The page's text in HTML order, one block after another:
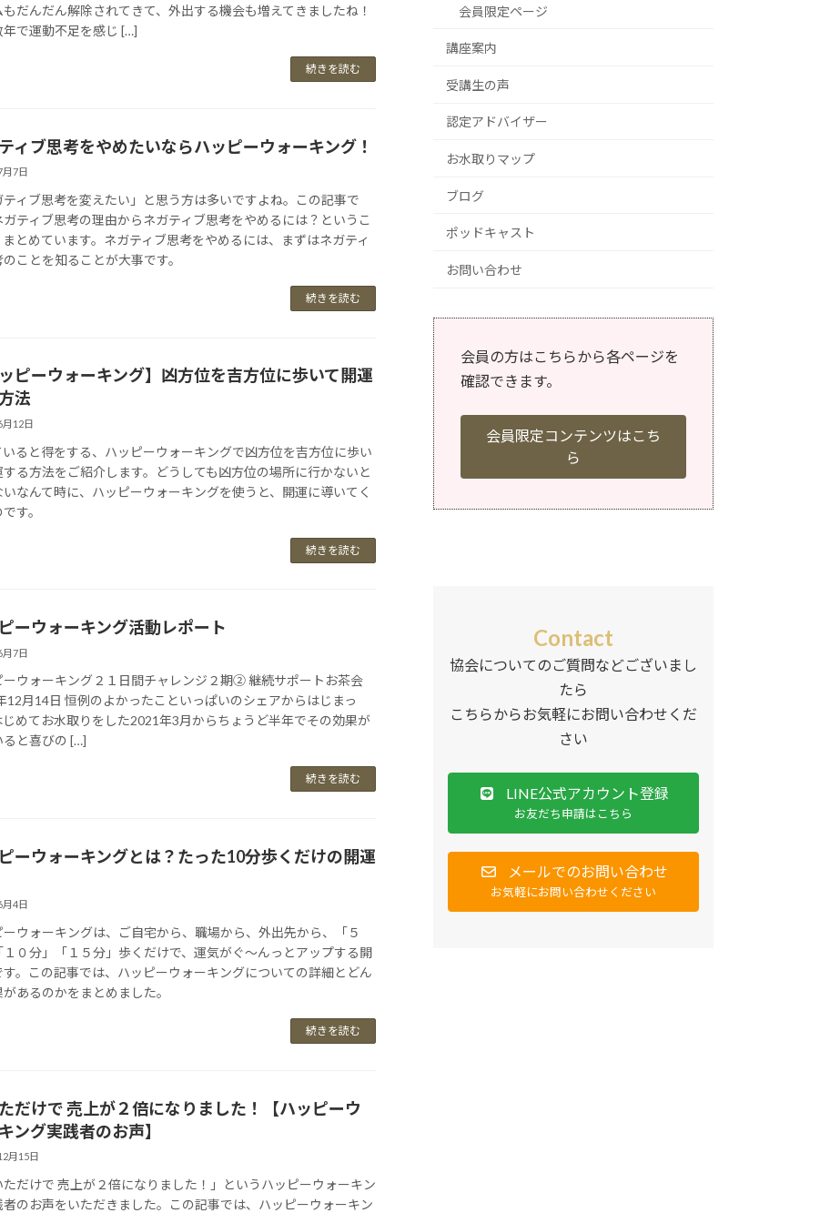
もだんだん解除されてきて、外出する機会も増えてきましたね！
年で運動不足を感じ […]
続きを読む
ィブ思考をやめたいならハッピーウォーキング！
月7日
ティブ思考を変えたい」と思う方は多いですよね。この記事で
ガティブ思考の理由からネガティブ思考をやめるには？というこ
まとめています。ネガティブ思考をやめるには、まずはネガティ
ことを知ることが大事です。
続きを読む
ッピーウォーキング】凶方位を吉方位に歩いて開運
法
月12日
いると得をする、ハッピーウォーキングで凶方位を吉方位に歩い
する方法をご紹介します。どうしても凶方位の場所に行かないと
いなんて時に、ハッピーウォーキングを使うと、開運に導いてく
す。
続きを読む
ーウォーキング活動レポート
月7日
ーウォーキング２１日間チャレンジ２期② 継続サポートお茶会
12月14日 恒例のよかったこといっぱいのシェアからはじまっ
じめてお水取りをした2021年3月からちょうど半年でその効果が
ると喜びの […]
続きを読む
ーウォーキングとは？たった10分歩くだけの開運
月4日
ーウォーキングは、ご自宅から、職場から、外出先から、「５
１０分」「１５分」歩くだけで、運気がぐ～んっとアップする開
す。この記事では、ハッピーウォーキングについての詳細とどん
あるのかをまとめました。
続きを読む
だけで 売上が２倍になりました！【ハッピーウ
ング実践者のお声】
月15日
ただけで 売上が２倍になりました！」というハッピーウォーキン
者のお声をいただきました。この記事では、ハッピーウォーキン
会員限定ページ
講座案内
受講生の声
認定アドバイザー
お水取りマップ
ブログ
ポッドキャスト
お問い合わせ
会員の方はこちらから各ページを
確認できます。
会員限定コンテンツはこち
ら
Contact
協会についてのご質問などございまし
たら
こちらからお気軽にお問い合わせくだ
さい
LINE公式アカウント登録
お友だち申請はこちら
メールでのお問い合わせ
お気軽にお問い合わせください